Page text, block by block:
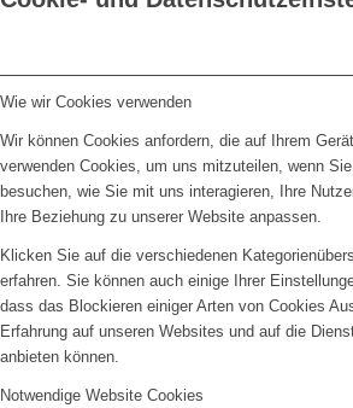
Wie wir Cookies verwenden
Wir können Cookies anfordern, die auf Ihrem
verwenden Cookies, um uns mitzuteilen, wenn
besuchen, wie Sie mit uns interagieren, Ihre
Ihre Beziehung zu unserer Website anpassen.
Klicken Sie auf die verschiedenen
erfahren. Sie können auch einige Ihrer
dass das Blockieren einiger Arten von Cookies
Erfahrung auf unseren Websites und auf die
anbieten können.
Notwendige Website Cookies